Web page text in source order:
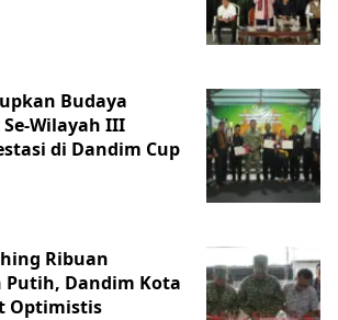
Budaya
Wilayah III
di Dandim Cup
Ribuan
Putih, Dandim Kota
Optimistis